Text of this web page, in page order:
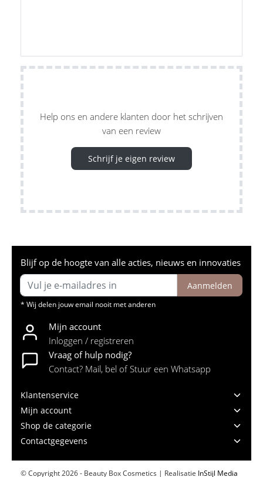
Help ons en andere klanten door het schrijven
van een review
Schrijf je eigen review
Blijf op de hoogte van alle acties, nieuws en innovaties
Aanmelden
* Wij delen jouw email nooit met anderen
Mijn account
Inloggen / registreren
Vraag of hulp nodig?
Contact? Mail, bel of Stuur een Whatsapp
Klantenservice
Mijn account
Shop de categorie
Contactgegevens
© Copyright 2026 - Beauty Box Cosmetics | Realisatie InStijl Media